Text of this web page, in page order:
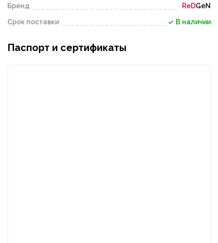
Бренд ReDGeN
Срок поставки В наличии
Паспорт и сертификаты